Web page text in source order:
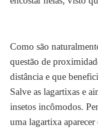
Como são
questão de
distância e que
Salve as lagartixas e
insetos incômodos.
uma lagartixa aparecer